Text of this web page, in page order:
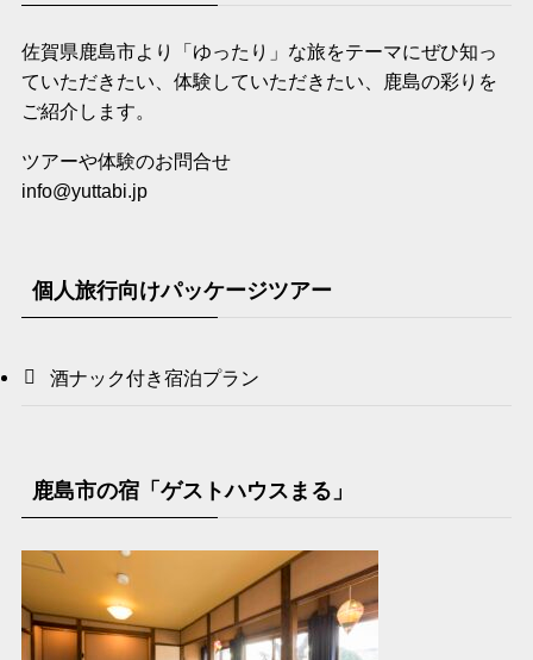
佐賀県鹿島市より「ゆったり」な旅をテーマにぜひ知っ
ていただきたい、体験していただきたい、鹿島の彩りを
ご紹介します。
ツアーや体験のお問合せ
info@yuttabi.jp
個人旅行向けパッケージツアー
酒ナック付き宿泊プラン
鹿島市の宿「ゲストハウスまる」